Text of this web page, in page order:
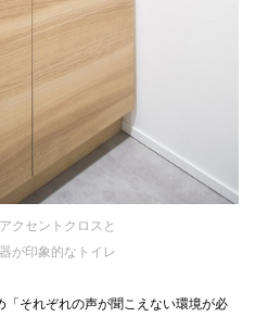
クセントクロスと
が印象的なトイレ
「それぞれの声が聞こえない環境が必